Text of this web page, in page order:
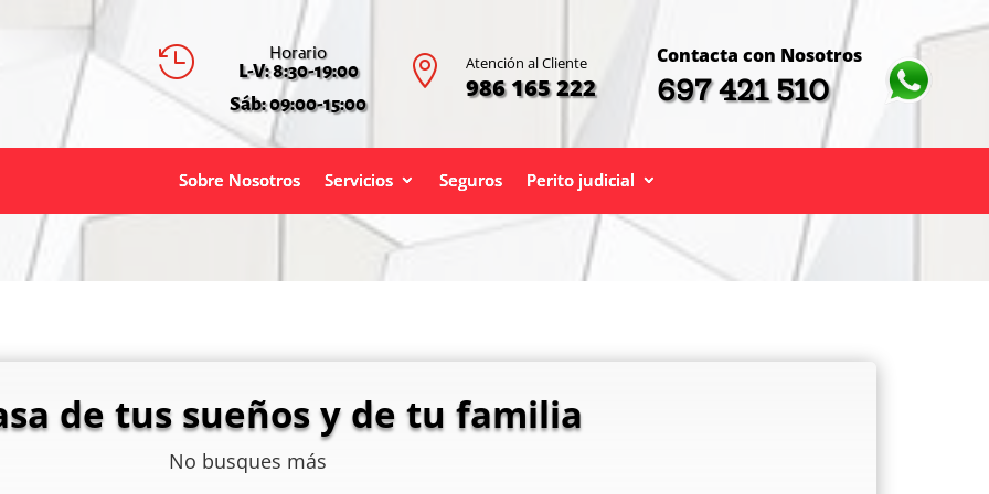
 Horario
L-V: 8:30-19:00
Sáb: 09:00-15:00
 Atención al Cliente
986 165 222
Contacta con Nosotros
697 421 510
Sobre Nosotros Servicios Seguros Perito judicial
de tus sueños y de tu familia
No busques más